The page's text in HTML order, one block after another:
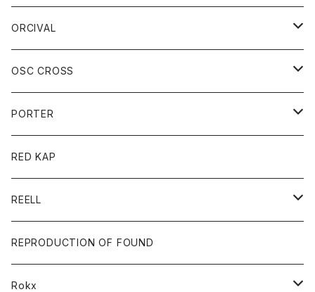
Tシャツ
ロングスリーブＴシャツ
ジーンズ
パンツ
ボトム
スカート
ORCIVAL
アウター
コート
ジャケット
アクセサリー
バッグ
キッズ
Tシャツ
帽子
グッズ
靴
バック
トップス
カットソー
ボトムス
OSC CROSS
ダウンジャケット
PORTER
カードホルダー
キーホルダー
財布
バック
RED KAP
REELL
パンツ
ショートパンツ
REPRODUCTION OF FOUND
Rokx